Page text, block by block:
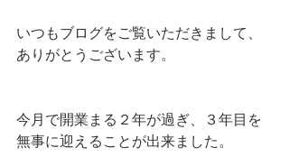
いつもブログをご覧いただきまして、
ありがとうございます。
今月で開業まる２年が過ぎ、３年目を
無事に迎えることが出来ました。